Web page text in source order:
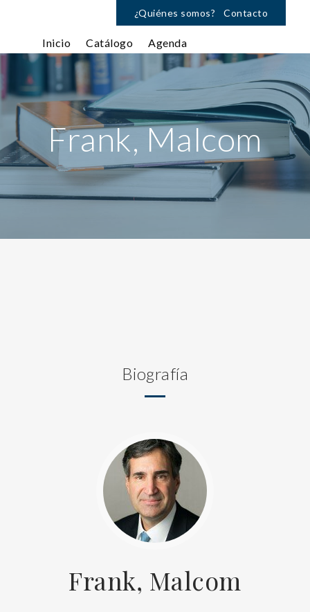
¿Quiénes somos? Contacto
Inicio Catálogo Agenda
Frank, Malcom
Biografía
Frank, Malcom